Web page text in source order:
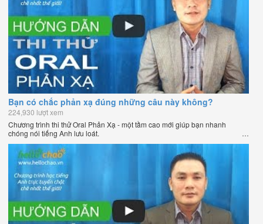
Bạn có chắc phản xạ đúng những câu này không?
224,930 lượt xem
Chương trình thi thử Oral Phản Xạ - một tầm cao mới giúp bạn nhanh
chóng nói tiếng Anh lưu loát.